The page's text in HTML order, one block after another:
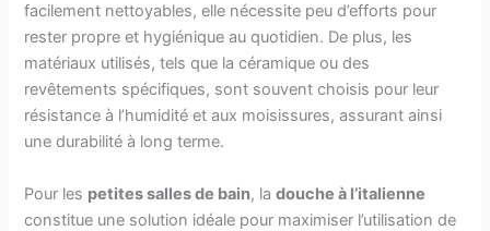
facilement nettoyables, elle nécessite peu d’efforts pour
rester propre et hygiénique au quotidien. De plus, les
matériaux utilisés, tels que la céramique ou des
revêtements spécifiques, sont souvent choisis pour leur
résistance à l’humidité et aux moisissures, assurant ainsi
une durabilité à long terme.
Pour les petites salles de bain, ladouche à l’italienne
constitue une solution idéale pour maximiser l’utilisation de